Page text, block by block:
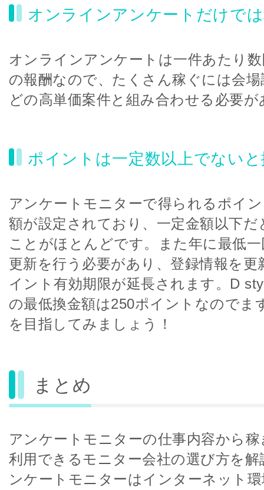
オンラインアンケートだけで
オンラインアンケートは一件あたり
の報酬なので、たくさん稼ぐには会
どの高単価案件と組み合わせる必要
ポイントは一定数以上でない
アンケートモニターで得られるポイ
額が設定されており、一定金額以下
ことがほとんどです。また年に最低
更新を行う必要があり、登録情報を
イント有効期限が延長されます。D
の最低換金額は250ポイントなのでま
を目指してみましょう！
まとめ
アンケートモニターの仕事内容から
利用できるモニター会社の選び方を
ンケートモニターはインターネット